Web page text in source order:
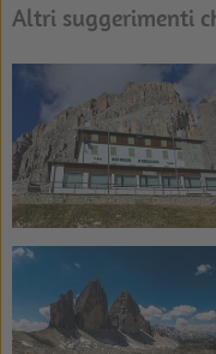
Altri suggerimenti